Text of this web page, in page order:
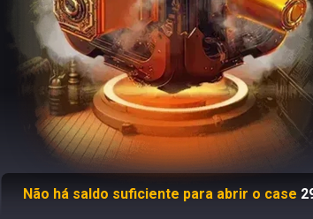
Não há saldo suficiente para abrir o case